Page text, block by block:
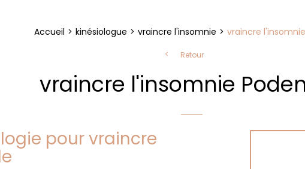
Accueil kinésiologue vraincre l'insomnie vraincre
Retour
vraincre l'insomnie
pour vraincre